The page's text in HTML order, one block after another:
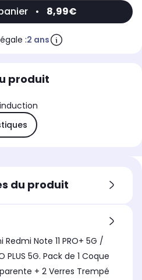
• 8,99€
:2 ans
produit
du produit
Note 11 PRO+ 5G /
PLUS 5G. Pack de 1 Coque
+ 2 Verres Trempé